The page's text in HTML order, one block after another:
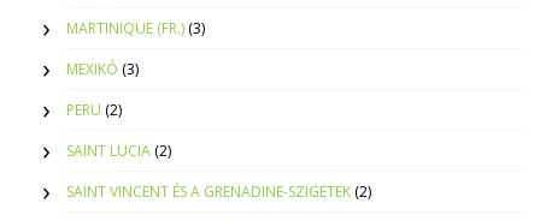
MARTINIQUE (FR.) (3)
MEXIKÓ (3)
PERU (2)
SAINT LUCIA (2)
SAINT VINCENT ÉS A GRENADINE-SZIGETEK (2)